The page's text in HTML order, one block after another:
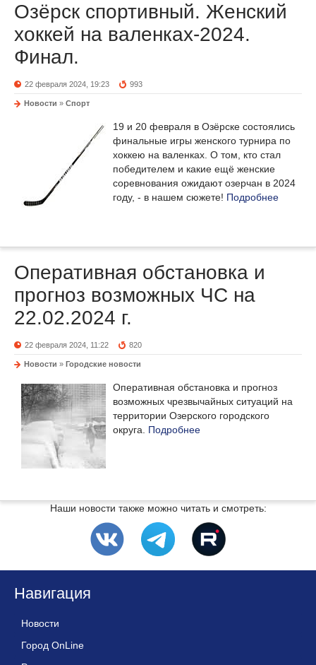
Озёрск спортивный. Женский
хоккей на валенках-2024.
Финал.
22 февраля 2024, 19:23 993
Новости » Спорт
19 и 20 февраля в Озёрске состоялись
финальные игры женского турнира по
хоккею на валенках. О том, кто стал
победителем и какие ещё женские
соревнования ожидают озерчан в 2024
году, - в нашем сюжете! Подробнее
Оперативная обстановка и
прогноз возможных ЧС на
22.02.2024 г.
22 февраля 2024, 11:22 820
Новости » Городские новости
Оперативная обстановка и прогноз
возможных чрезвычайных ситуаций на
территории Озерского городского
округа. Подробнее
Наши новости также можно читать и смотреть:
Навигация
Новости
Город OnLine